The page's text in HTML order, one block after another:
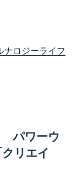
ナロジーライフ
パワーウ
リエイ